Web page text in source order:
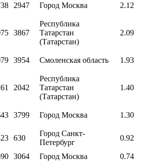
2947 Город Москва 2.12
3867
Республика
Татарстан
(Татарстан)
2.09
3954 Смоленская область 1.93
2042
Республика
Татарстан
(Татарстан)
1.40
3799 Город Москва 1.30
630
Город Санкт-
Петербург
0.92
3064 Город Москва 0.74